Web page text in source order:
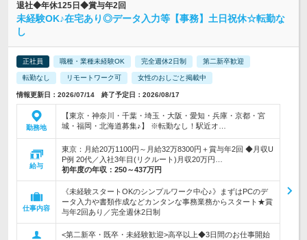
退社◆年休125日◆賞与年2回
未経験OK♪在宅あり◎データ入力等【事務】土日祝休☆転勤な
し
正社員 職種・業種未経験OK 完全週休2日制 第二新卒歓迎
転勤なし リモートワーク可 女性のおしごと掲載中
情報更新日：2026/07/14 終了予定日：2026/08/17
勤務地
【東京・神奈川・千葉・埼玉・大阪・愛知・兵庫・京都・宮
城・福岡・北海道募集♪】 ※転勤なし！駅近オ…
給与
東京：月給20万1100円～月給32万8300円＋賞与年2回 ◆月収U
P例 20代／入社3年目(リクルート)月収20万円…
初年度の年収： 250～437万円
仕事内容
《未経験スタートOKのシンプルワーク中心♪》まずはPCのデ
ータ入力や書類作成などカンタンな事務業務からスタート★賞
与年2回あり／完全週休2日制
<第二新卒・既卒・未経験歓迎>高卒以上◆3日間のお仕事開始